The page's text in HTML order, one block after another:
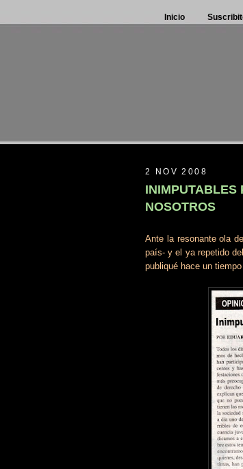
Inicio
2 NOV 2008
INIMPUTABLES
NOSOTROS
Ante la resonante ola
país- y el ya repetido
publiqué hace un